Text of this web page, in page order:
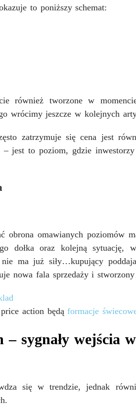
to poniższy schemat:
również tworzone w
wrócimy jeszcze w kolejnych
zatrzymuje się cena jest
jest to poziom, gdzie
omawianych poziomów
dołka oraz kolejną
ma już siły…kupujący
nowa fala sprzedaży i
action będąformacje
sygnały wejścia
się w trendzie, jednak